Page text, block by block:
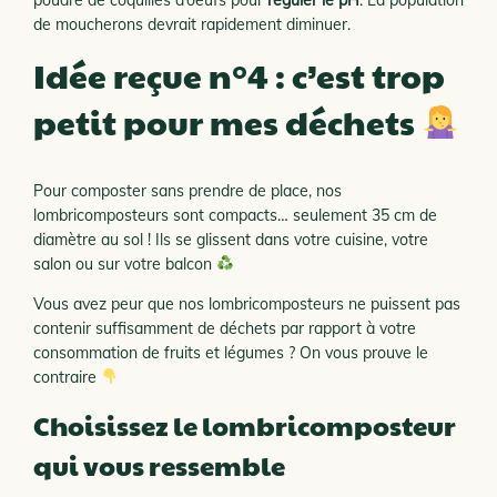
de moucherons devrait rapidement diminuer.
Idée reçue n°4 : c’est trop
petit pour mes déchets
Pour composter sans prendre de place, nos
lombricomposteurs sont compacts… seulement 35 cm de
diamètre au sol ! Ils se glissent dans votre cuisine, votre
salon ou sur votre balcon
Vous avez peur que nos lombricomposteurs ne puissent pas
contenir suffisamment de déchets par rapport à votre
consommation de fruits et légumes ? On vous prouve le
contraire
Choisissez le lombricomposteur
qui vous ressemble